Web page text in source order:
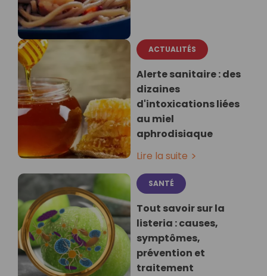
ACTUALITÉS
Alerte sanitaire : des
dizaines
d'intoxications liées
au miel
aphrodisiaque
Lire la suite
SANTÉ
Tout savoir sur la
listeria : causes,
symptômes,
prévention et
traitement